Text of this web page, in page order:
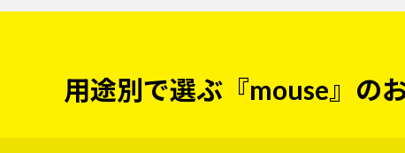
用途別で選ぶ『mouse』の